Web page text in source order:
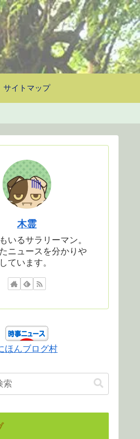
サイトマップ
木霊
いるサラリーマン。
ニュースを分かりや
ています。
ほんブログ村